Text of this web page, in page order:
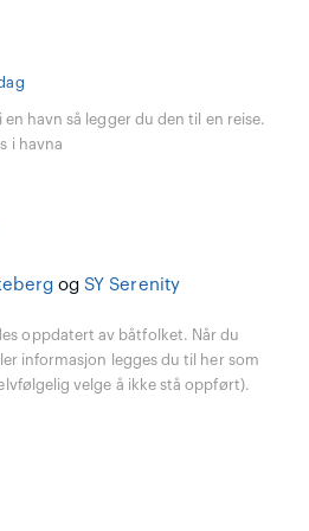
i en havn så legger du den til en reise.
i havna
og SY Serenity
oppdatert av båtfolket. Når du
informasjon legges du til her som
velge å ikke stå oppført).